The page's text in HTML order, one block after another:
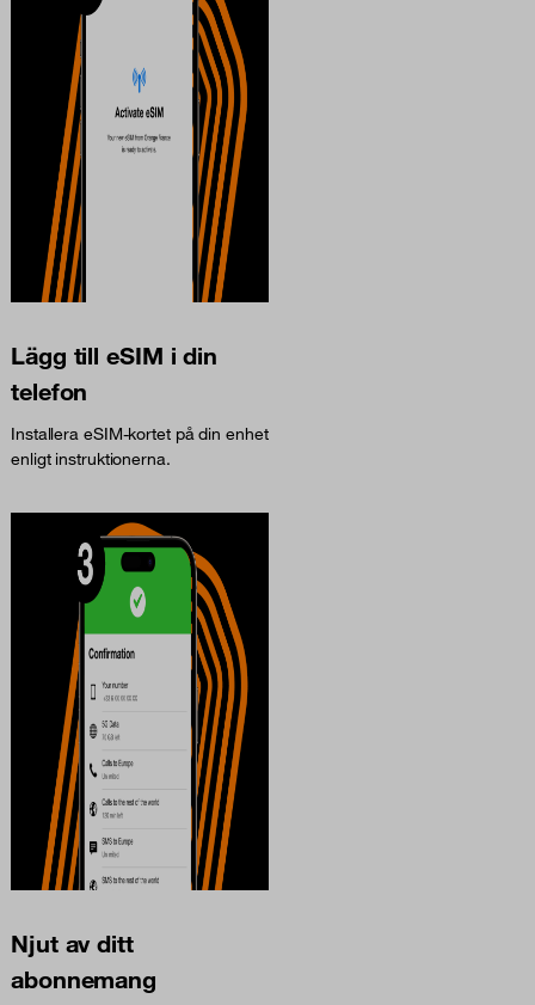
Lägg till eSIM i din
telefon
Installera eSIM-kortet på din enhet
enligt instruktionerna.
Njut av ditt
abonnemang